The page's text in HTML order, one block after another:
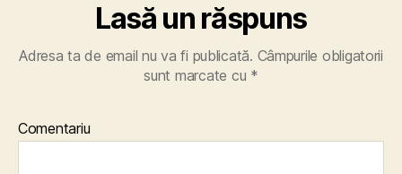
Lasă un răspuns
Adresa ta de email nu va fi publicată. Câmpurile obligatorii
sunt marcate cu *
Comentariu